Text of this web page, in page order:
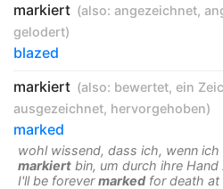
markiert (also: angezeichnet,
gelodert)
blazed
markiert (also: bewertet, ein
ausgezeichnet, hervorgehoben)
marked
wohl wissend, dass ich, wenn
markiert bin, um durch ihre Hand
I'll be forevermarked for death at